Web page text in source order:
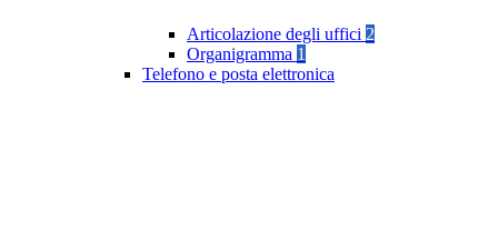
Articolazione degli uffici 2
Organigramma 1
Telefono e posta elettronica